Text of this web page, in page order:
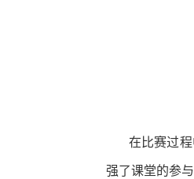
在比赛过
强了课堂的参